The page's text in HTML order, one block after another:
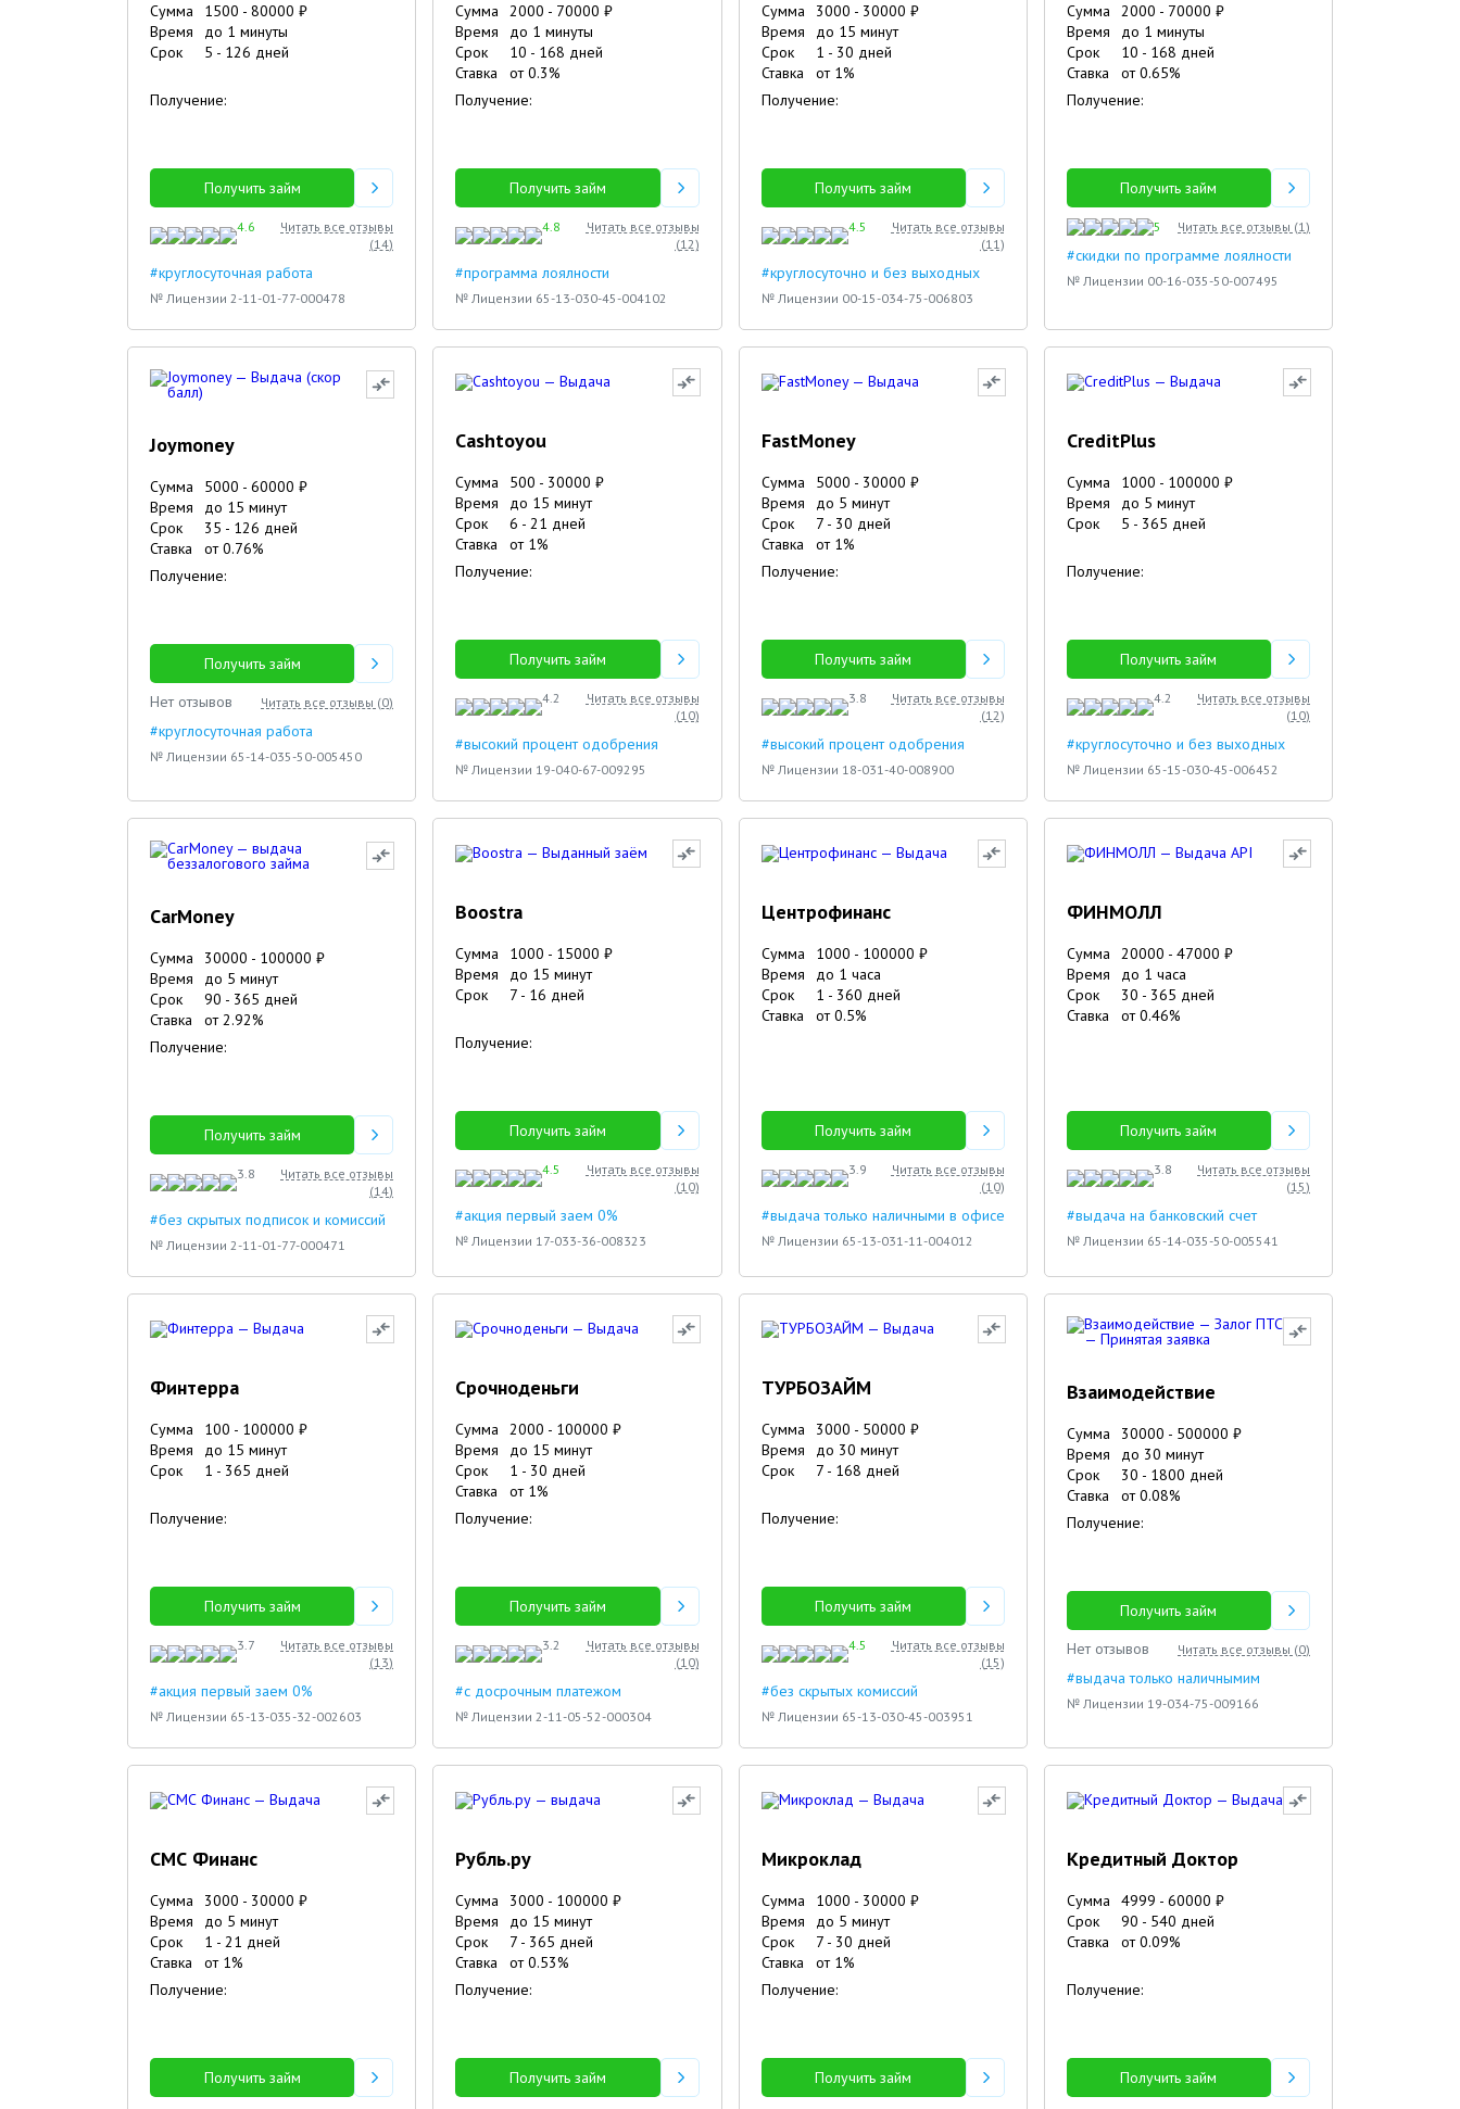
Сумма 1500 - 80000 ₽
Время
до 1 минуты
Срок
5 - 126 дней
Получение:
Получить займ
4.6
Читать все отзывы
(14)
#круглосуточная работа
№ Лицензии 2-11-01-77-000478
Сумма 2000 - 70000 ₽
Время
до 1 минуты
Срок
10 - 168 дней
Ставка
от0.3%
Получение:
Получить займ
4.8
Читать все отзывы
(12)
#программа лоялности
№ Лицензии 65-13-030-45-004102
Сумма 3000 - 30000 ₽
Время
до 15 минут
Срок
1 - 30 дней
Ставка
от 1%
Получение:
Получить займ
4.5
Читать все отзывы
(11)
#круглосуточно и без выходных
№ Лицензии 00-15-034-75-006803
Сумма 2000 - 70000 ₽
Время
до 1 минуты
Срок
10 - 168 дней
Ставка
от0.65%
Получение:
Получить займ
5 Читать все отзывы (1)
#скидки по программе лоялности
№ Лицензии 00-16-035-50-007495
Joymoney
Сумма 5000 - 60000 ₽
Время
до 15 минут
Срок
35 - 126 дней
Ставка
от0.76%
Получение:
Получить займ
Нет отзывов
Читать все отзывы (0)
#круглосуточная работа
№ Лицензии 65-14-035-50-005450
Cashtoyou
Сумма 500 - 30000 ₽
Время
до 15 минут
Срок
6 -21 дней
Ставка
от 1%
Получение:
Получить займ
4.2
Читать все отзывы
(10)
#высокий процент одобрения
№ Лицензии 19-040-67-009295
FastMoney
Сумма 5000 - 30000 ₽
Время
до 5 минут
Срок
7- 30 дней
Ставка
от 1%
Получение:
Получить займ
3.8
Читать все отзывы
(12)
#высокий процент одобрения
№ Лицензии 18-031-40-008900
CreditPlus
Сумма 1000 - 100000 ₽
Время
до 5 минут
Срок
5 - 365 дней
Получение:
Получить займ
4.2
Читать все отзывы
(10)
#круглосуточно и без выходных
№ Лицензии 65-15-030-45-006452
CarMoney
Сумма 30000 - 100000 ₽
Время
до 5 минут
Срок
90 - 365 дней
Ставка
от2.92%
Получение:
Получить займ
3.8
Читать все отзывы
(14)
#без скрытых подписок и комиссий
№ Лицензии 2-11-01-77-000471
Boostra
Сумма 1000 - 15000 ₽
Время
до 15 минут
Срок
7 - 16 дней
Получение:
Получить займ
4.5
Читать все отзывы
(10)
#акция первый заем 0%
№ Лицензии 17-033-36-008323
Центрофинанс
Сумма 1000 - 100000 ₽
Время
до 1 часа
Срок
1 - 360 дней
Ставка
от0.5%
Получить займ
3.9
Читать все отзывы
(10)
#выдача только наличными в офисе
№ Лицензии 65-13-031-11-004012
ФИНМОЛЛ
Сумма 20000 - 47000 ₽
Время
до 1 часа
Срок
30 - 365 дней
Ставка
от0.46%
Получить займ
3.8
Читать все отзывы
(15)
#выдача на банковский счет
№ Лицензии 65-14-035-50-005541
Финтерра
Сумма 100 - 100000 ₽
Время
до 15 минут
Срок
1 - 365 дней
Получение:
Получить займ
3.7
Читать все отзывы
(13)
#акция первый заем 0%
№ Лицензии 65-13-035-32-002603
Срочноденьги
Сумма 2000 - 100000 ₽
Время
до 15 минут
Срок
1 - 30 дней
Ставка
от 1%
Получение:
Получить займ
3.2
Читать все отзывы
(10)
#с досрочным платежом
№ Лицензии 2-11-05-52-000304
ТУРБОЗАЙМ
Сумма 3000 - 50000 ₽
Время
до 30 минут
Срок
7- 168 дней
Получение:
Получить займ
4.5
Читать все отзывы
(15)
#без скрытых комиссий
№ Лицензии 65-13-030-45-003951
Взаимодействие
Сумма 30000 - 500000 ₽
Время
до 30 минут
Срок
30 - 1800 дней
Ставка
от0.08%
Получение:
Получить займ
Нет отзывов
Читать все отзывы (0)
#выдача только наличнымим
№ Лицензии 19-034-75-009166
СМС Финанс
Сумма 3000 - 30000 ₽
Время
до 5 минут
Срок
1 - 21 дней
Ставка
от 1%
Получение:
Получить займ
Рубль.ру
Сумма 3000 - 100000 ₽
Время
до 15 минут
Срок
7 - 365 дней
Ставка
от0.53%
Получение:
Получить займ
Микроклад
Сумма 1000 - 30000 ₽
Время
до 5 минут
Срок
7- 30 дней
Ставка
от 1%
Получение:
Получить займ
Кредитный Доктор
Сумма 4999 - 60000 ₽
Срок
90 - 540 дней
Ставка
от0.09%
Получение:
Получить займ
26.12.2023Инесса